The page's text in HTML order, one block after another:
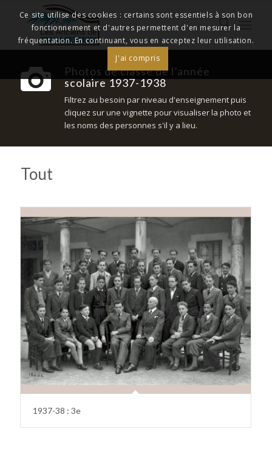
Photos de classe de l’année
scolaire 1937-1938
Filtrez au besoin par niveau d'enseignement puis
cliquez sur une vignette pour visualiser la photo et
les noms des personnes s'il y a lieu.
Tout
1937-38 : 3e
Ce site utilise des cookies : certains sont essentiels à son bon
fonctionnement et d'autres permettent d'en mesurer la
fréquentation. En continuant, vous en acceptez leur utilisation.
J'ai compris